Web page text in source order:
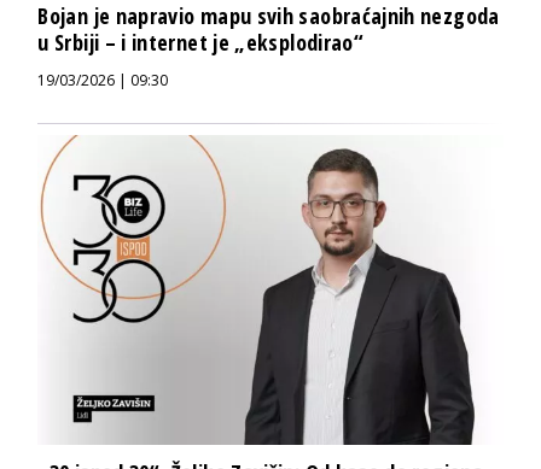
Bojan je napravio mapu svih saobraćajnih nezgoda
u Srbiji – i internet je „eksplodirao“
19/03/2026 | 09:30